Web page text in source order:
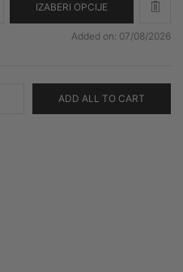
IZABERI OPCIJE
Added on: 07/08/2026
ADD ALL TO CART